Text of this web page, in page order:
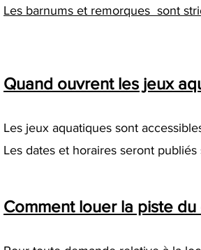
Les barnums et remorques sont
Quand ouvrent les jeux
Les jeux aquatiques sont
Les dates et horaires seront
Comment louer la piste du